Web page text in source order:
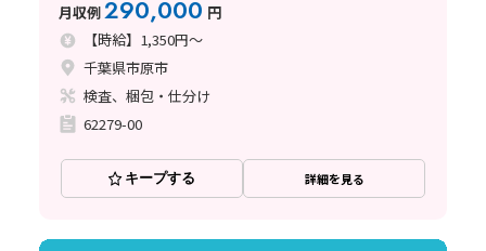
月収例290,000 円
【時給】1,350円～
千葉県市原市
検査、梱包・仕分け
62279-00
キープする 詳細を見る